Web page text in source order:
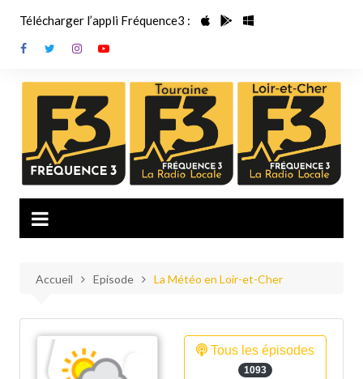
contenu
Télécharger l’appli Fréquence3 :
Accueil Episode La Météo en Loir-et-Cher
Tous les épisodes
1093